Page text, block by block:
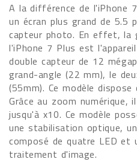
A la différence de l'iPhone
un écran plus grand de 5.5
capteur photo. En effet, la
l'iPhone 7 Plus est
double capteur de 12
grand-angle (22 mm), le
(55mm). Ce modèle
Grâce au zoom
jusqu'à x10. Ce modèle
une stabilisation optique,
composé de quatre LED et
traitement d'image.